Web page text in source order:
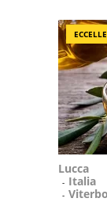
Lucca
Italia
Viterbo